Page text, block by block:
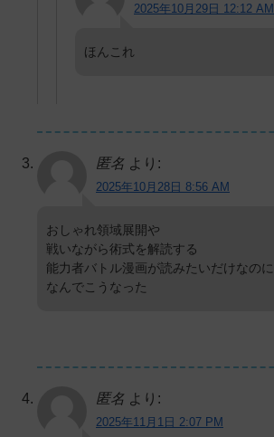
2025年10月29日 12:12 AM
ほんこれ
匿名 より:
2025年10月28日 8:56 AM
おしゃれ領域展開や
戦いながら術式を解読する
能力者バトル漫画が読みたいだけなのに
なんでこうなった
匿名 より:
2025年11月1日 2:07 PM